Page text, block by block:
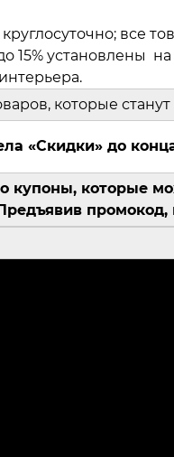
все
15% установлены
которые
«Скидки» до
купоны, которые